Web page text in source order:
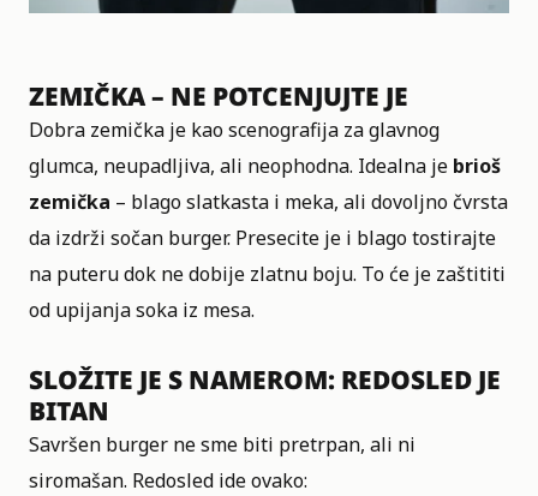
ZEMIČKA – NE POTCENJUJTE JE
Dobra zemička je kao scenografija za glavnog
glumca, neupadljiva, ali neophodna. Idealna je brioš
zemička – blago slatkasta i meka, ali dovoljno čvrsta
da izdrži sočan burger. Presecite je i blago tostirajte
na puteru dok ne dobije zlatnu boju. To će je zaštititi
od upijanja soka iz mesa.
SLOŽITE JE S NAMEROM: REDOSLED JE
BITAN
Savršen burger ne sme biti pretrpan, ali ni
siromašan. Redosled ide ovako: